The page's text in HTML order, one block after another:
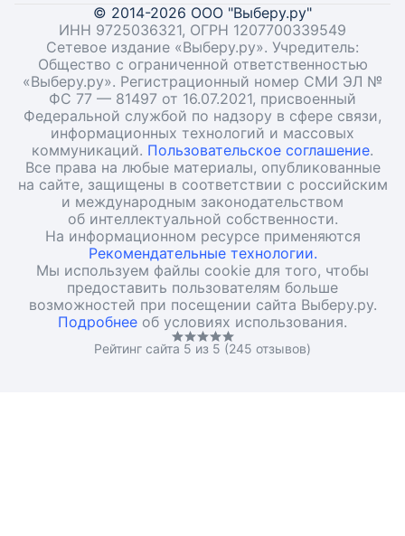
© 2014-2026 ООО "Выберу.ру"
ИНН 9725036321, ОГРН 1207700339549
Сетевое издание «Выберу.ру». Учредитель:
Общество с ограниченной ответственностью
«Выберу.ру». Регистрационный номер СМИ ЭЛ №
ФС 77 — 81497 от 16.07.2021, присвоенный
Федеральной службой по надзору в сфере связи,
информационных технологий и массовых
коммуникаций. Пользовательское соглашение.
Все права на любые материалы, опубликованные
на сайте, защищены в соответствии с российским
и международным законодательством
об интеллектуальной собственности.
На информационном ресурсе применяются
Рекомендательные технологии.
Мы используем файлы cookie для того, чтобы
предоставить пользователям больше
возможностей при посещении сайта Выберу.ру.
Подробнее об условиях использования.
Рейтинг сайта 5 из 5 (245 отзывов)